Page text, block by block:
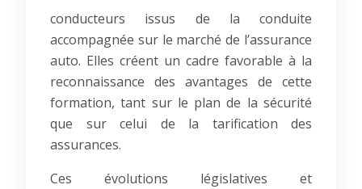
conducteurs issus de la conduite
accompagnée sur le marché de l’assurance
auto. Elles créent un cadre favorable à la
reconnaissance des avantages de cette
formation, tant sur le plan de la sécurité
que sur celui de la tarification des
assurances.
Ces évolutions législatives et